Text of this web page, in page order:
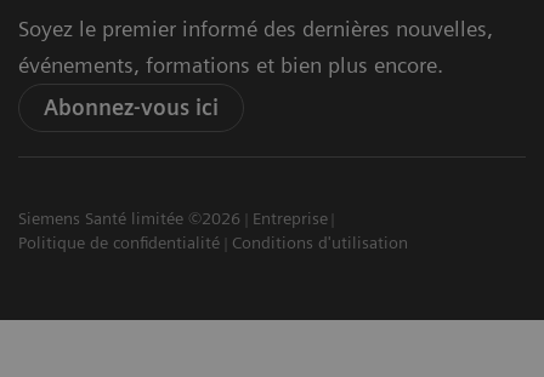
Soyez le premier informé des dernières nouvelles,
événements, formations et bien plus encore.
Abonnez-vous ici
Siemens Santé limitée ©2026
Entreprise
Politique de confidentialité
Conditions d'utilisation